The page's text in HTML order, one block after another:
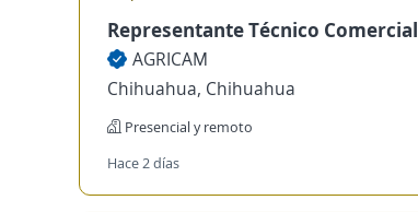
Representante Técnico Comercial
AGRICAM
Chihuahua, Chihuahua
Presencial y remoto
Hace 2 días